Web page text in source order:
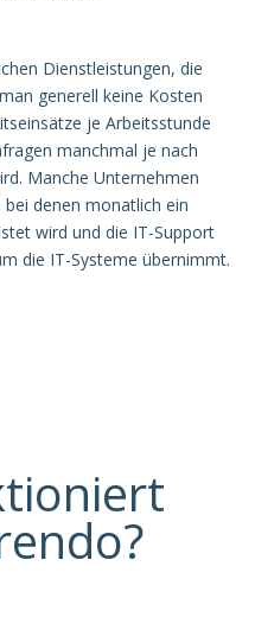
Dienstleistungen, die
generell keine Kosten
je Arbeitsstunde
manchmal je nach
Manche Unternehmen
denen monatlich ein
wird und die IT-Support
die IT-Systeme übernimmt.